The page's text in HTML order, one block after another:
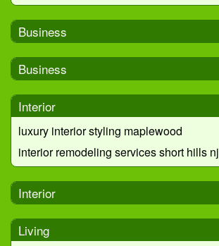
Business
Business
Interior
luxury interior styling maplewood
interior remodeling services short hills nj
Interior
Living